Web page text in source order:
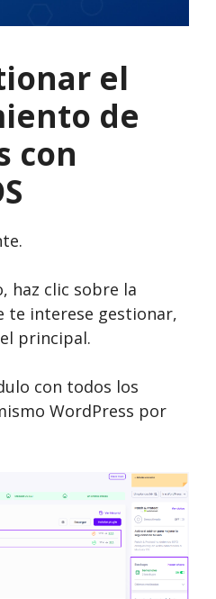
el
de
con
haz clic sobre la
te interese gestionar,
principal.
con todos los
WordPress por